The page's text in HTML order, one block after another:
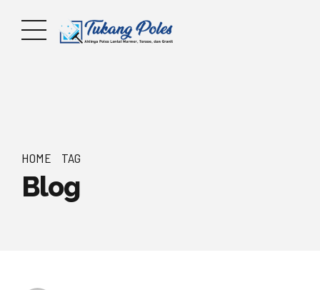
HOME TAG
Blog